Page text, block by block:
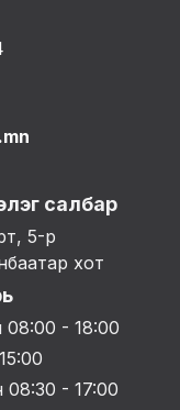
салбар
5-р
хот
- 18:00
- 17:00